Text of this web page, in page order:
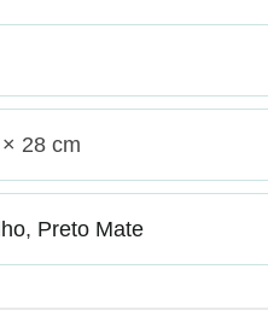
28 cm
, Preto Mate